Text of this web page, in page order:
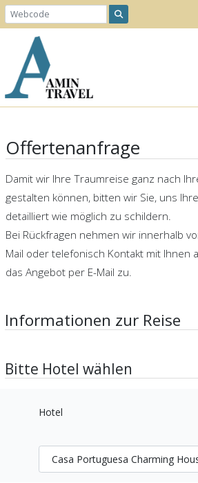
Offertenanfrage
Damit wir Ihre Traumreise ganz nach
gestalten können, bitten wir Sie, uns
detailliert wie möglich zu schildern.
Bei Rückfragen nehmen wir innerhalb
Mail oder telefonisch Kontakt mit Ihnen
das Angebot per E-Mail zu.
Informationen zur Reise
Bitte Hotel wählen
Hotel